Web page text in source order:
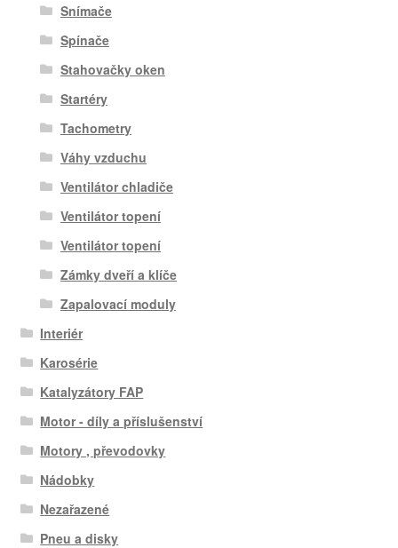
Snímače
Spínače
Stahovačky oken
Startéry
Tachometry
Váhy vzduchu
Ventilátor chladiče
Ventilátor topení
Ventilátor topení
Zámky dveří a klíče
Zapalovací moduly
Interiér
Karosérie
Katalyzátory FAP
Motor - díly a příslušenství
Motory , převodovky
Nádobky
Nezařazené
Pneu a disky